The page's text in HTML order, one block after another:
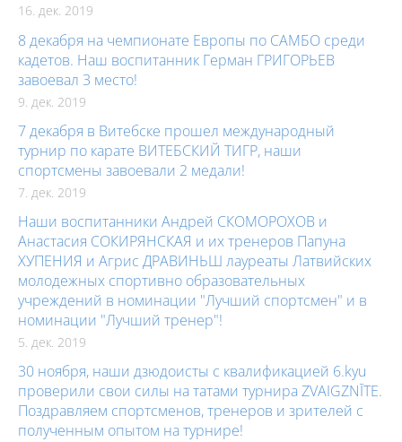
16. дек. 2019
8 декабря на чемпионате Европы по САМБО среди
кадетов. Наш воспитанник Герман ГРИГОРЬЕВ
завоевал 3 место!
9. дек. 2019
7 декабря в Витебске прошел международный
турнир по карате ВИТЕБСКИЙ ТИГР, наши
спортсмены завоевали 2 медали!
7. дек. 2019
Наши воспитанники Андрей СКОМОРОХОВ и
Анастасия СОКИРЯНСКАЯ и их тренеров Папуна
ХУПЕНИЯ и Агрис ДРАВИНЬШ лауреаты Латвийских
молодежных спортивно образовательных
учреждений в номинации "Лучший спортсмен" и в
номинации "Лучший тренер"!
5. дек. 2019
30 ноября, наши дзюдоисты с квалификацией 6.kyu
проверили свои силы на татами турнира ZVAIGZNĪTE.
Поздравляем спортсменов, тренеров и зрителей с
полученным опытом на турнире!